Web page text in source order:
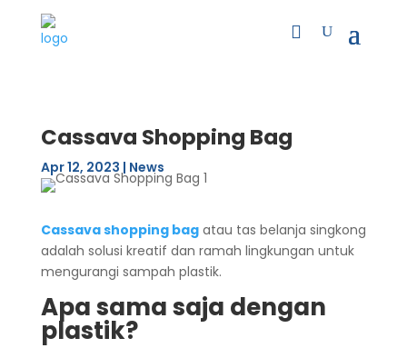
Cassava Shopping Bag
Apr 12, 2023 | News
Cassava shopping bagatau tas belanja singkong
adalah solusi kreatif dan ramah lingkungan untuk
mengurangi sampah plastik.
Apa sama saja dengan
plastik?